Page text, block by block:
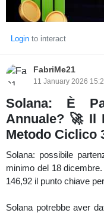
Login to interact
FabriMe21
11 January 2026
Solana: È
Annuale? 🚀 Il
Metodo Ciclico
Solana: possibile
minimo del 18
146,92 il punto chiave
Solana potrebbe aver